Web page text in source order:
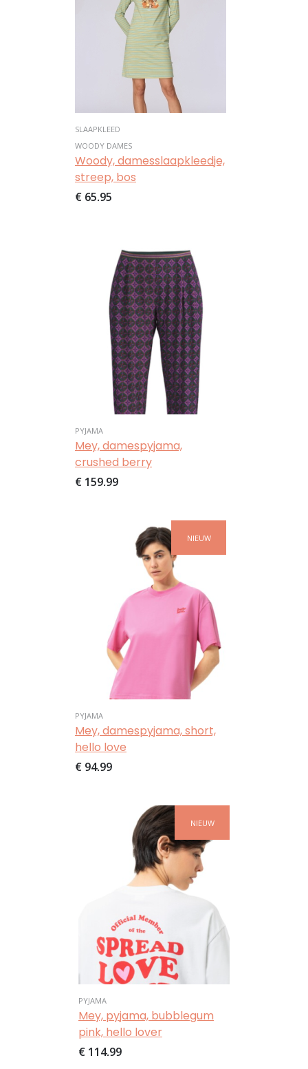
SLAAPKLEED
WOODY DAMES
Woody, damesslaapkleedje,
streep, bos
€ 65,95
PYJAMA
Mey, damespyjama,
crushed berry
€ 159,99
NIEUW
PYJAMA
Mey, damespyjama, short,
hello love
€ 94,99
NIEUW
Afbeelding
PYJAMA
Mey, pyjama, bubblegum
pink, hello lover
€ 114,99